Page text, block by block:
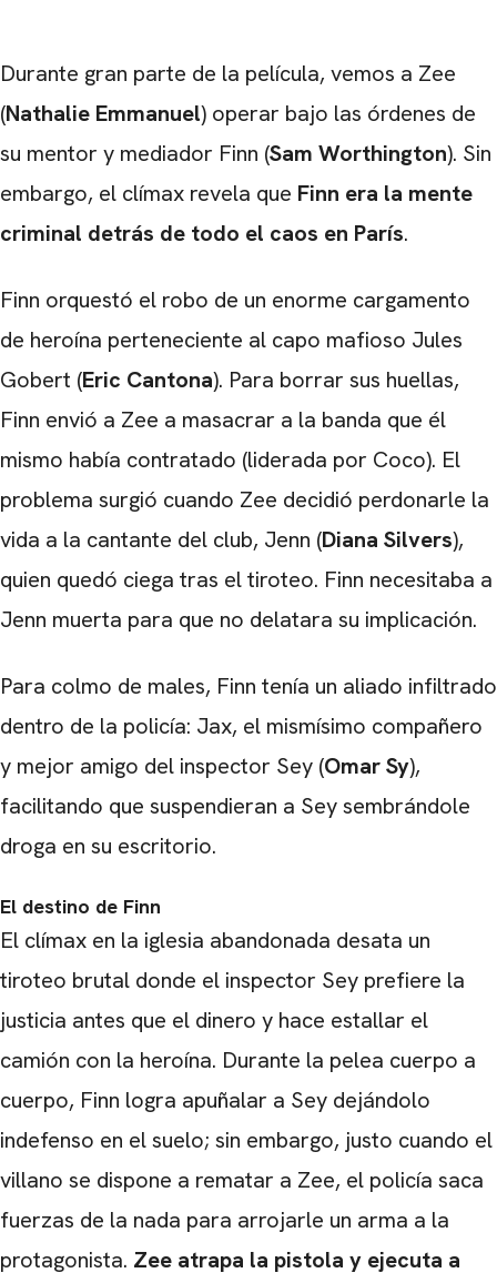
Durante gran parte de la película, vemos a Zee
(Nathalie Emmanuel) operar bajo las órdenes de
su mentor y mediador Finn (Sam Worthington). Sin
embargo, el clímax revela que Finn era la mente
criminal detrás de todo el caos en París.
Finn orquestó el robo de un enorme cargamento
de heroína perteneciente al capo mafioso Jules
Gobert (Eric Cantona). Para borrar sus huellas,
Finn envió a Zee a masacrar a la banda que él
mismo había contratado (liderada por Coco). El
problema surgió cuando Zee decidió perdonarle la
vida a la cantante del club, Jenn (Diana Silvers),
quien quedó ciega tras el tiroteo. Finn necesitaba a
Jenn muerta para que no delatara su implicación.
Para colmo de males, Finn tenía un aliado infiltrado
dentro de la policía: Jax, el mismísimo compañero
y mejor amigo del inspector Sey (Omar Sy),
facilitando que suspendieran a Sey sembrándole
droga en su escritorio.
El destino de Finn
El clímax en la iglesia abandonada desata un
tiroteo brutal donde el inspector Sey prefiere la
justicia antes que el dinero y hace estallar el
camión con la heroína. Durante la pelea cuerpo a
cuerpo, Finn logra apuñalar a Sey dejándolo
indefenso en el suelo; sin embargo, justo cuando el
villano se dispone a rematar a Zee, el policía saca
fuerzas de la nada para arrojarle un arma a la
protagonista. Zee atrapa la pistola y ejecuta a